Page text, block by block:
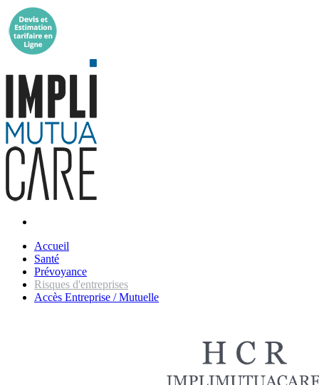
Accueil
Santé
Prévoyance
Risques d'entreprises
Accès Entreprise / Mutuelle